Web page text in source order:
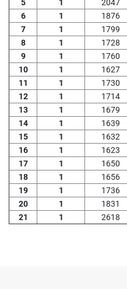
5
1
2047
6
1
1876
7
1
1799
8
1
1728
9
1
1760
10
1
1627
11
1
1730
12
1
1714
13
1
1679
14
1
1639
15
1
1632
16
1
1623
17
1
1650
18
1
1656
19
1
1736
20
1
1831
21
1 2618